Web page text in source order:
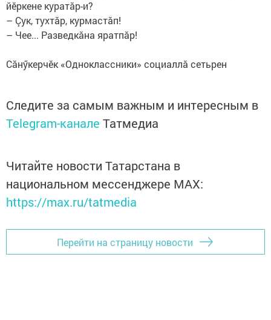
йӗркене куратăр-и?
– Çук, тухтăр, курмастăп!
– Чее... Разведкăна яратпăр!
Сăнӳкерчӗк «Одноклассники» социаллă сетьрен
Следите за самым важным и интересным в
Telegram-канале Татмедиа
Читайте новости Татарстана в
национальном мессенджере MАХ:
https://max.ru/tatmedia
Перейти на страницу новости